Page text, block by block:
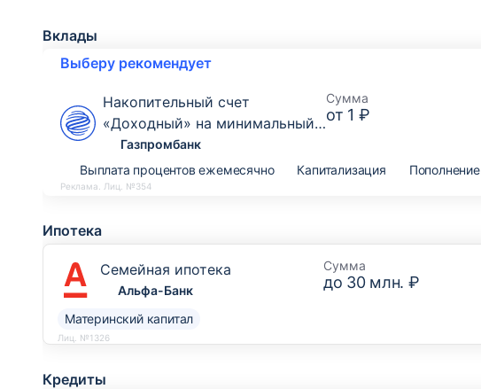
Вклады
Выберу рекомендует
Накопительный счет
«Доходный» на минимальный
остаток
Газпромбанк
Сумма
от 1 ₽
Выплата процентов ежемесячно Капитализация Пополнение
Реклама. Лиц. №354
Ипотека
Семейная ипотека
Альфа-Банк
Сумма
до 30 млн. ₽
Материнский капитал
Лиц. №1326
Кредиты